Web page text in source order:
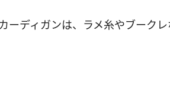
ーディガンは、ラメ糸やブーク